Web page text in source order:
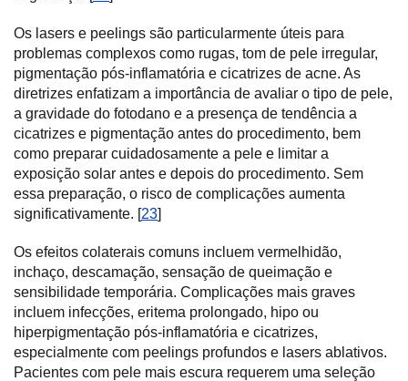
Os lasers e peelings são particularmente úteis para
problemas complexos como rugas, tom de pele irregular,
pigmentação pós-inflamatória e cicatrizes de acne. As
diretrizes enfatizam a importância de avaliar o tipo de pele,
a gravidade do fotodano e a presença de tendência a
cicatrizes e pigmentação antes do procedimento, bem
como preparar cuidadosamente a pele e limitar a
exposição solar antes e depois do procedimento. Sem
essa preparação, o risco de complicações aumenta
significativamente. [23]
Os efeitos colaterais comuns incluem vermelhidão,
inchaço, descamação, sensação de queimação e
sensibilidade temporária. Complicações mais graves
incluem infecções, eritema prolongado, hipo ou
hiperpigmentação pós-inflamatória e cicatrizes,
especialmente com peelings profundos e lasers ablativos.
Pacientes com pele mais escura requerem uma seleção